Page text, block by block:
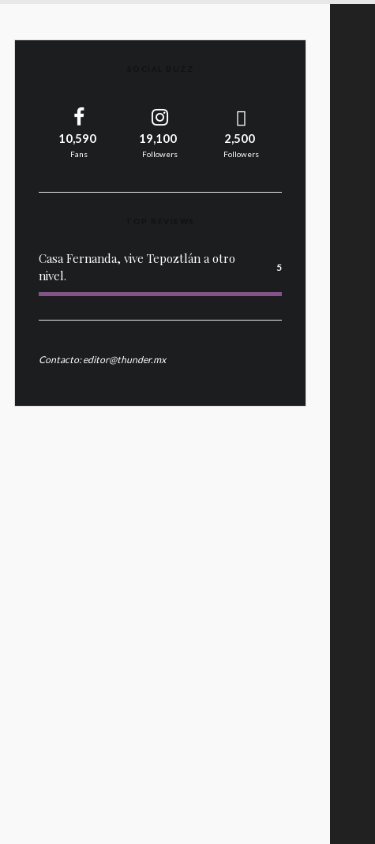
10,590
Fans
19,100
Followers
2,500
Followers
Casa Fernanda, vive Tepoztlán a otro
nivel.
5
Contacto: editor@thunder.mx